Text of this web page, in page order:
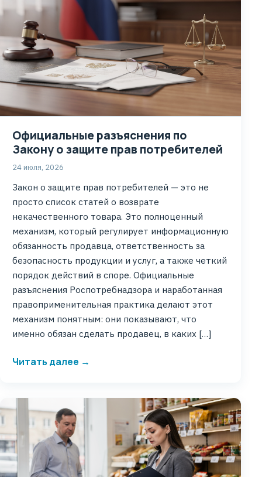
Официальные разъяснения по
Закону о защите прав потребителей
24 июля, 2026
Закон о защите прав потребителей — это не
просто список статей о возврате
некачественного товара. Это полноценный
механизм, который регулирует информационную
обязанность продавца, ответственность за
безопасность продукции и услуг, а также четкий
порядок действий в споре. Официальные
разъяснения Роспотребнадзора и наработанная
правоприменительная практика делают этот
механизм понятным: они показывают, что
именно обязан сделать продавец, в каких […]
Читать далее →